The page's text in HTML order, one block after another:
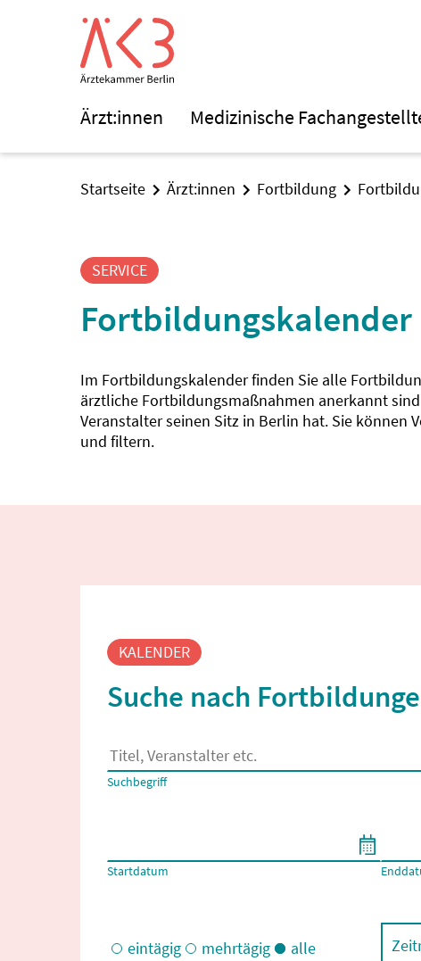
Ärzt:innen Medizinische
Startseite Ärzt:innen Fortbildung
SERVICE
Fortbildungskalender
Im Fortbildungskalender finden Sie alle
ärztliche Fortbildungsmaßnahmen anerkannt
Veranstalter seinen Sitz in Berlin hat. Sie können
und filtern.
KALENDER
Suche nach
Es erscheinen Suchvorschläge, wenn mindestens 2
Suchbegriff
Startdatum
eintägig mehrtägig alle